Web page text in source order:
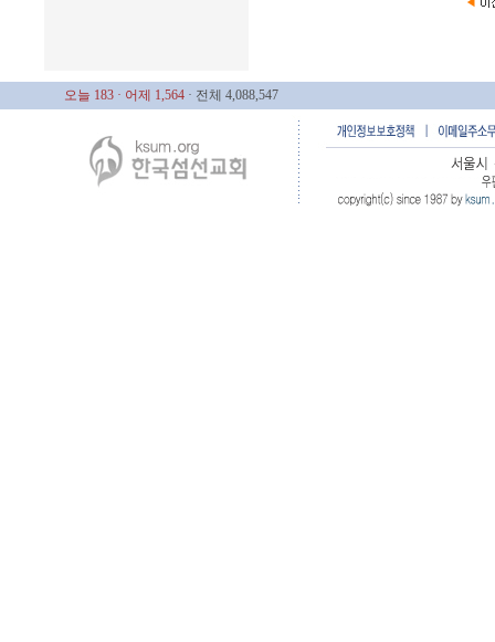
오늘 183 · 어제 1,564 · 전체 4,088,547